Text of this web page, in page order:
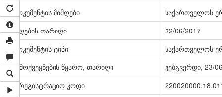
დოკუმენტის მიმღები
საქართველოს
მიღების თარიღი
22/06/2017
დოკუმენტის ტიპი
საქართველოს
გამოქვეყნების წყარო, თარიღი
ვებგვერდი, 23/
სარეგისტრაციო კოდი